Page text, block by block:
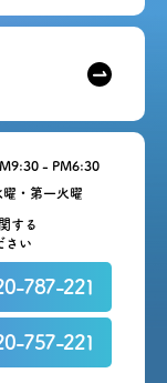
する
さい
787-221
757-221
- PM6:30
曜・第一火曜